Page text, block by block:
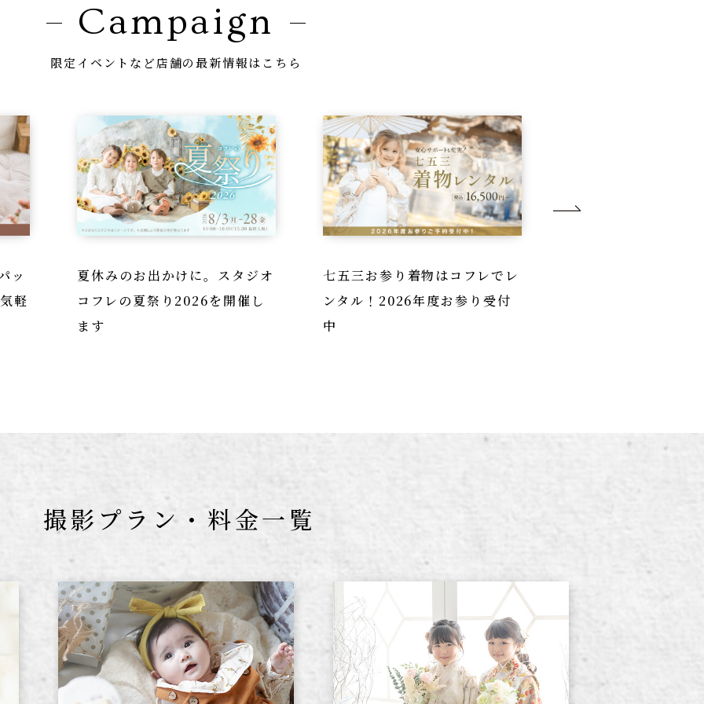
Campaign
限定イベントなど店舗の最新情報はこちら
ッ
軽
夏休みのお出かけに。スタジオ
コフレの夏祭り2026を開催し
ます
七五三お参り着物はコフレでレ
ンタル！2026年度お参り受付
中
撮影プラン・料金一覧